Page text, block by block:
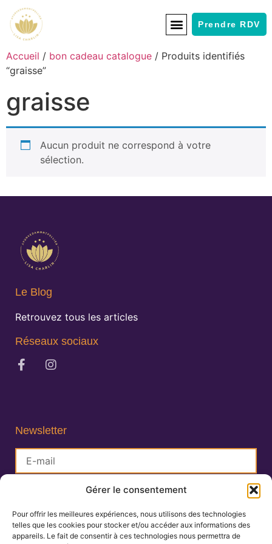
Gérer le consentement
Pour offrir les meilleures expériences, nous utilisons des technologies
telles que les cookies pour stocker et/ou accéder aux informations des
appareils. Le fait de consentir à ces technologies nous permettra de
Prendre RDV
Accueil / bon cadeau catalogue / Produits identifiés
“graisse”
graisse
Aucun produit ne correspond à votre
sélection.
Le Blog
Retrouvez tous les articles
Réseaux sociaux
Newsletter
S'inscrire
Lisa Charlin